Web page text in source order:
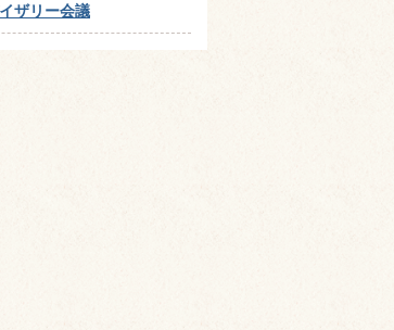
ザリー会議